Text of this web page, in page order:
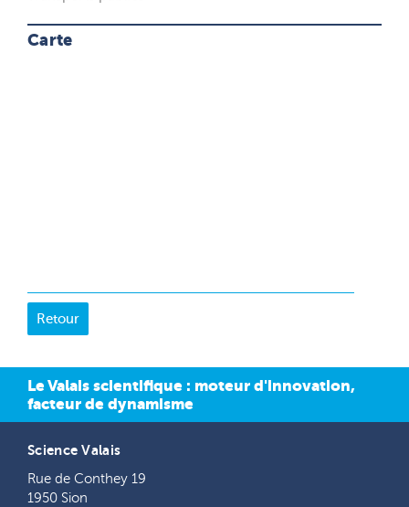
Carte
Le Valais scientifique : moteur d'innovation,
facteur de dynamisme
Science Valais
Rue de Conthey 19
1950 Sion